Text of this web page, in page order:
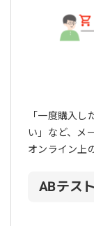
「一度購入
い」など、メ
オンライン上
ABテスト